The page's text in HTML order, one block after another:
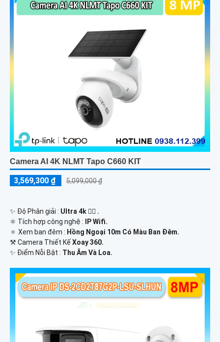
Camera AI 4K NLMT Tapo C660 KIT
3,569,300 ₫ 5,099,000 ₫
✨ Độ Phân giải : Ultra 4k 👍🏾 .
⚛️ Tích hợp công nghệ :
IP Wifi.
🔅 Xem ban đêm : Hồng Ngoại 10m Có Màu Ban Ðêm.
⚒ Camera Thiết Kế Xoay 360.
️✨ Điểm Nỗi Bật : Thu Âm Và Loa.